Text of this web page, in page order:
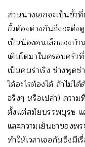
ส่วนนางเอกจะเป็นขั้
ขั้วต้องต่างกันถึงจะดึง
เป็นน้องคนเล็กของบ้
เติบโตมาในครอบครั
เป็นคนร่าเริง ช่างพูด
ได้อะไรต้องได้ ถ้าไม่ไ
จริงๆ หรือเปล่า) ควา
ตั้งแต่สมัยบรรพบุรุษ แ
และความเย็นชาของพ
ทำให้เวลาเจอกันจึงมี